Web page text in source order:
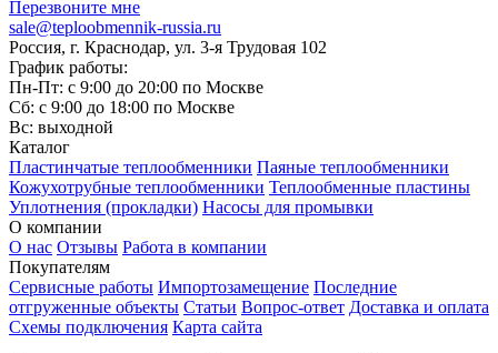
Перезвоните мне
sale@teploobmennik-russia.ru
Россия, г. Краснодар, ул. 3-я Трудовая 102
График работы:
Пн-Пт: с 9:00 до 20:00 по Москве
Сб: с 9:00 до 18:00 по Москве
Вс: выходной
Каталог
Пластинчатые теплообменники Паяные теплообменники
Кожухотрубные теплообменники Теплообменные пластины
Уплотнения (прокладки) Насосы для промывки
О компании
О нас Отзывы Работа в компании
Покупателям
Сервисные работы Импортозамещение Последние
отгруженные объекты Статьи Вопрос-ответ Доставка и оплата
Схемы подключения Карта сайта